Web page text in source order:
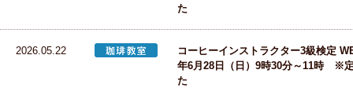
た
2026.05.22
コーヒーインストラクター3級検定
年6月28日（日）9時30分～11時 ※
た